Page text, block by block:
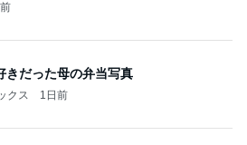
きだった母の弁当写真
クス 1日前